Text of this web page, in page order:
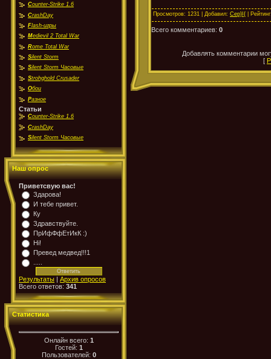
Counter-Strike 1.6
CrashDay
Flash-игры
Medievil 2 Total War
Rome Total War
Silent Storm
Silent Storm Часовые
Strohghold Crusader
Обои
Разное
Статьи
Counter-Strike 1.6
CrashDay
Silent Storm Часовые
Наш опрос
Приветсвую вас!
Здарова!
И тебе привет.
Ку
Здравствуйте.
ПрИфФфЕтИкК :)
Hi!
Превед медвед!!!1
Результаты | Архив опросов
Всего ответов: 341
Статистика
Онлайн всего: 1
Гостей: 1
Пользователей: 0
Просмотров: 1231 | Добавил: Cep}I{ Рейтинг
Всего комментариев: 0
Добавлять комментарии
[